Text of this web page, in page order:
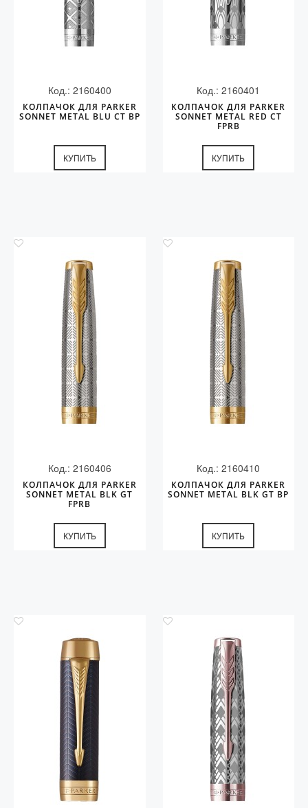
Код.: 2160400
КОЛПАЧОК ДЛЯ PARKER
SONNET METAL BLU CT BP
КУПИТЬ
Код.: 2160401
КОЛПАЧОК ДЛЯ PARKER
SONNET METAL RED CT
FPRB
КУПИТЬ
Код.: 2160406
КОЛПАЧОК ДЛЯ PARKER
SONNET METAL BLK GT
FPRB
КУПИТЬ
Код.: 2160410
КОЛПАЧОК ДЛЯ PARKER
SONNET METAL BLK GT BP
КУПИТЬ